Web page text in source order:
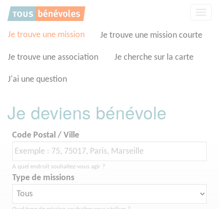
Je trouve une mission Je trouve une mission courte
Je trouve une association Je cherche sur la carte
J'ai une question
Je deviens bénévole
Code Postal / Ville
A quel endroit souhaitez-vous agir ?
Type de missions
Panneau de gestion des cookies